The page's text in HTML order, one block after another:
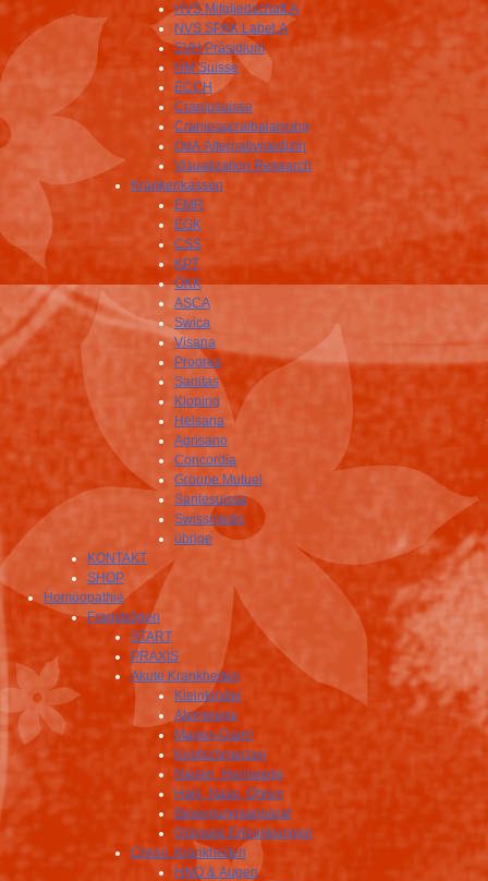
HVS Mitgliedschaft A
NVS SPAK Label A
SVH Präsidium
HM Suisse
ECCH
Craniosuisse
Craniosacralbalancing
OdA Alternativmedizin
Visualization Research
Krankenkassen
EMR
EGK
CSS
KPT
ÖKK
ASCA
Swica
Visana
Progres
Sanitas
Kloping
Helsana
Agrisano
Concordia
Groupe Mutuel
Santesuisse
Swissmedic
übrige
KONTAKT
SHOP
Homöopathie
Fragebögen
START
PRAXIS
Akute Krankheiten
Kleinkinder
Atemwege
Magen-Darm
Kopfschmerzen
Nieren, Harnwege
Hals, Nase, Ohren
Bewegungsapparat
Grippale Erkrankungen
Chron. Krankheiten
HNO & Augen